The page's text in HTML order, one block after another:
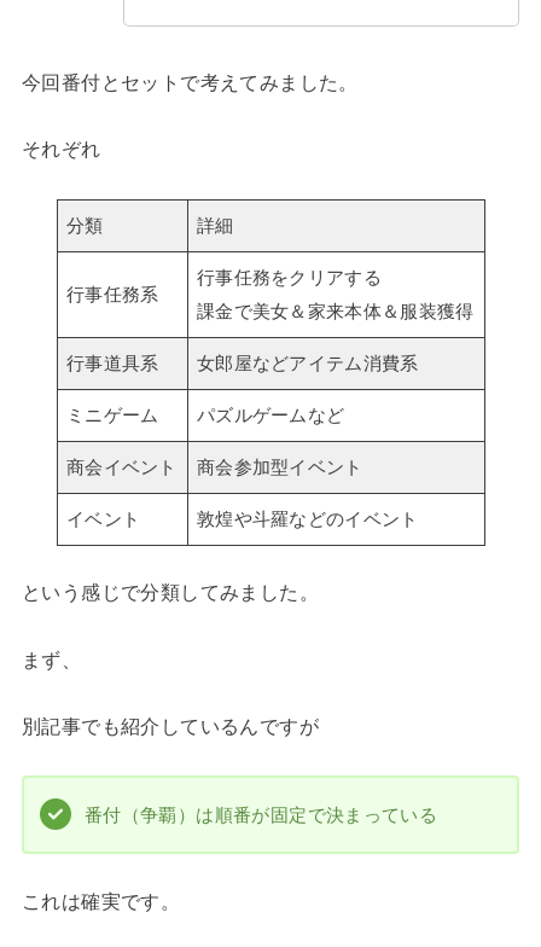
今回番付とセットで考えてみました。
それぞれ
分類 詳細
行事任務系
行事任務をクリアする
課金で美女＆家来本体＆服装獲得
行事道具系 女郎屋などアイテム消費系
ミニゲーム パズルゲームなど
商会イベント 商会参加型イベント
イベント 敦煌や斗羅などのイベント
という感じで分類してみました。
まず、
別記事でも紹介しているんですが
番付（争覇）は順番が固定で決まっている
これは確実です。